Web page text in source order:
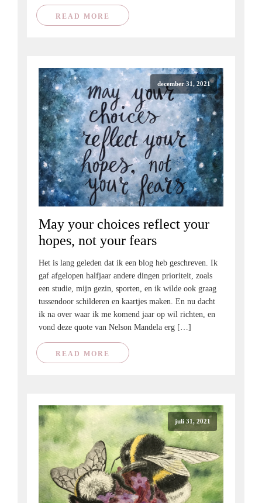
READ MORE
december 31, 2021
May your choices reflect your
hopes, not your fears
Het is lang geleden dat ik een blog heb geschreven. Ik
gaf afgelopen halfjaar andere dingen prioriteit, zoals
een studie, mijn gezin, sporten, en ik wilde ook graag
tussendoor schilderen en kaartjes maken. En nu dacht
ik na over waar ik me komend jaar op wil richten, en
vond deze quote van Nelson Mandela erg […]
READ MORE
juli 31, 2021